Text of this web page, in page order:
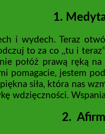
1.
i wydech. Teraz
to za co ,,tu i
połóż prawą ręką
pomagacie, jestem
siła, która nas
wdzięczności.
2.